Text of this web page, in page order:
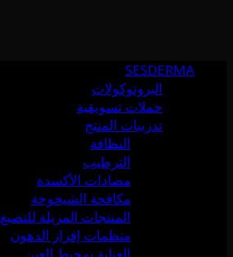
SESDERMA
البروتوكولات
حملات تسويقية
تدريبات المنتج
النظافة
الترطيب
مضادات الأكسدة
مكافحة الشيخوخة
المنتجات المزيلة للتصبغ
منظمات إفراز الدهون